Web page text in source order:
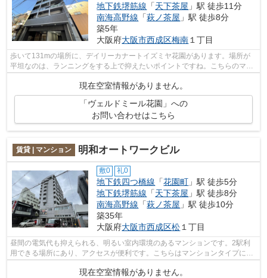
地下鉄堺筋線 「天下茶屋 」駅 徒歩11分
南海高野線 「萩ノ茶屋 」駅 徒歩8分
築5年
大阪府大阪市西成区梅南 １丁目
歩いて131mの場所に、デイリーカナートイズミヤ花園があります。場所が
平坦なのは、ランニングをする上で抑えたいポイントですね。こちらのマン
現在空室情報がありません。
「ヴェルドミール花園」への
お問い合わせはこちら
賃貸 | マンション 明和オートワークビル
敷0 礼0
地下鉄四つ橋線 「花園町 」駅 徒歩5分
地下鉄堺筋線 「天下茶屋 」駅 徒歩8分
南海高野線 「萩ノ茶屋 」駅 徒歩10分
築35年
大阪府大阪市西成区松 １丁目
昼間の電気代も抑えられる、明るい室内環境のあるマンションです。2駅利
用できる場所にあり、アクセスが便利です。こちらはマンションタイプにな
ります。共用部には敷地内ごみ置き場・...
現在空室情報がありません。